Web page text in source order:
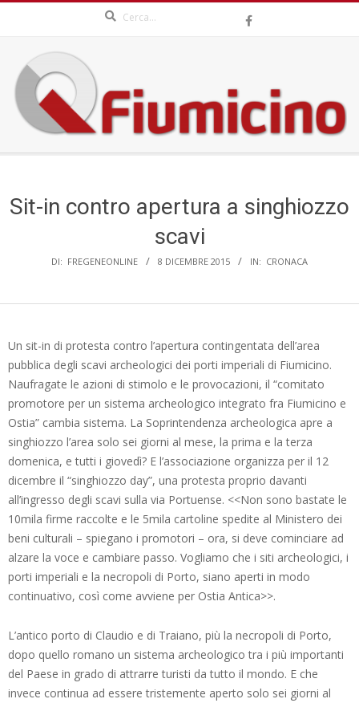
content
QFIUMICINO.COM
Menu
Sit-in contro apertura a singhiozzo
scavi
DI: FREGENEONLINE 8 DICEMBRE 2015 IN: CRONACA
Un sit-in di protesta contro l’apertura contingentata dell’area
pubblica degli scavi archeologici dei porti imperiali di Fiumicino.
Naufragate le azioni di stimolo e le provocazioni, il “comitato
promotore per un sistema archeologico integrato fra Fiumicino e
Ostia” cambia sistema. La Soprintendenza archeologica apre a
singhiozzo l’area solo sei giorni al mese, la prima e la terza
domenica, e tutti i giovedì? E l’associazione organizza per il 12
dicembre il “singhiozzo day”, una protesta proprio davanti
all’ingresso degli scavi sulla via Portuense. <<Non sono bastate le
10mila firme raccolte e le 5mila cartoline spedite al Ministero dei
beni culturali – spiegano i promotori – ora, si deve cominciare ad
alzare la voce e cambiare passo. Vogliamo che i siti archeologici, i
porti imperiali e la necropoli di Porto, siano aperti in modo
continuativo, così come avviene per Ostia Antica>>.
L’antico porto di Claudio e di Traiano, più la necropoli di Porto,
dopo quello romano un sistema archeologico tra i più importanti
del Paese in grado di attrarre turisti da tutto il mondo. E che
invece continua ad essere tristemente aperto solo sei giorni al